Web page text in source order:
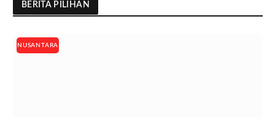
BERITA PILIHAN
NUSANTARA